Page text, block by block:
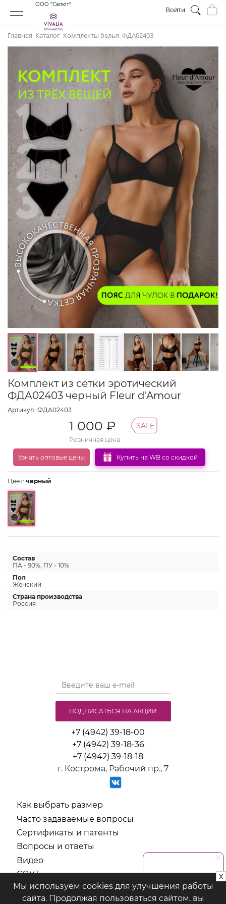
ООО "Салют"
Войти
Главная Каталог Комплекты белья ФДА02403
Комплект из сетки эротический
ФДА02403 черный Fleur d'Amour
Артикул: ФДА02403
1 000 ₽
Розничная цена
SALE
Узнать оптовые цены Купить на WB со скидкой
Цвет: черный
Состав
ПА - 90%, ПУ - 10%
Пол
Женский
Страна производства
Россия
+7 (4942) 39-18-00
+7 (4942) 39-18-36
+7 (4942) 39-18-18
г. Кострома, Рабочий пр., 7
Как выбрать размер
Часто задаваемые вопросы
Сертификаты и патенты
Вопросы и ответы
Видео
СОУТ
Политика обработки персональных данных
ПОДПИСАТЬСЯ НА АКЦИИ
Мы используем cookies для улучшения работы
сайта. Продолжая пользоваться сайтом, вы
x